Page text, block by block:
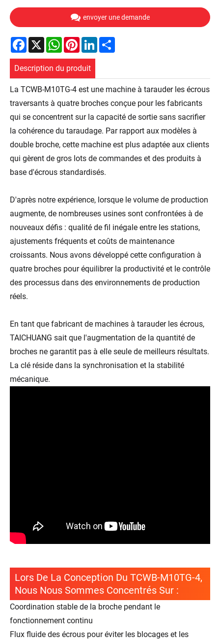
envoyer une demande
Facebook
X WhatsApp
PinterestLinkedIn
Description du produit
La TCWB-M10TG-4 est une machine à tarauder les écrous
traversants à quatre broches conçue pour les fabricants
qui se concentrent sur la capacité de sortie sans sacrifier
la cohérence du taraudage. Par rapport aux modèles à
double broche, cette machine est plus adaptée aux clients
qui gèrent de gros lots de commandes et des produits à
base d'écrous standardisés.
D'après notre expérience, lorsque le volume de production
augmente, de nombreuses usines sont confrontées à de
nouveaux défis : qualité de fil inégale entre les stations,
ajustements fréquents et coûts de maintenance
croissants. Nous avons développé cette configuration à
quatre broches pour équilibrer la productivité et le contrôle
des processus dans des environnements de production
réels.
En tant que fabricant de machines à tarauder les écrous,
TAICHUANG sait que l'augmentation de la quantité de
broches ne garantit pas à elle seule de meilleurs résultats.
La clé réside dans la synchronisation et la stabilité
mécanique.
Lors De La Conception Du TCWB-M10TG-4,
Nous Nous Sommes Concentrés Sur :
Coordination stable de la broche pendant le
fonctionnement continu
Flux fluide des écrous pour éviter les blocages et les